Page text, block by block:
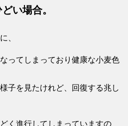
い場合。
、
ってしまっており健康な小麦色
子を見たけれど、回復する兆し
く進行してしまっていますの